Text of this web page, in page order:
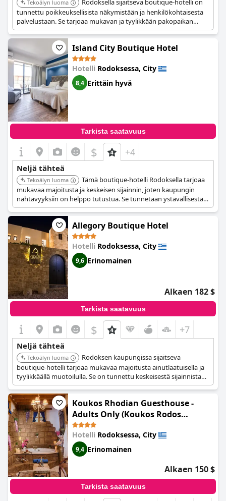
Tekoälyn luoma
Rodoksella sijaitseva boutique-hotelli on
tunnettu poikkeuksellisista näkymistään ja henkilökohtaisesta
palvelustaan. Se tarjoaa mukavan ja tyylikkään pakopaikan
vieraille. Hotellin rauhallinen tunnelma ja yksityiskohtiin
kiinnitetty huomio takaavat ikimuistoisen oleskelun.
Island City Boutique Hotel
Hotelli Rodoksessa, City
8,4 Erittäin hyvä
Tarkista saatavuus
$ +4
Neljä tähteä
Tekoälyn luoma
Tämä boutique-hotelli Rodoksella tarjoaa
mukavaa majoitusta ja keskeisen sijainnin, joten kaupungin
nähtävyyksiin on helppo tutustua. Se tunnetaan ystävällisestä
palvelustaan ja tyylikkäästä muotoilustaan.
Allegory Boutique Hotel
Hotelli Rodoksessa, City
9,6 Erinomainen
Alkaen 182 $
Tarkista saatavuus
$ +7
Neljä tähteä
Tekoälyn luoma
Rodoksen kaupungissa sijaitseva
boutique-hotelli tarjoaa mukavaa majoitusta ainutlaatuisella ja
tyylikkäällä muotoilulla. Se on tunnettu keskeisestä sijainnistaan
ja henkilökohtaisesta palvelustaan.
Koukos Rhodian Guesthouse -
Adults Only (Koukos Rodos
Boutique Hotel & Spa - Adults
Only)
Hotelli Rodoksessa, City
9,4 Erinomainen
Alkaen 150 $
Tarkista saatavuus